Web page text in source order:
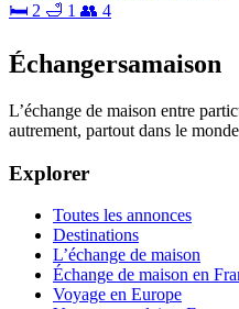
🛏 2 🛁 1 👥 4
Échangersamaison
L’échange de maison entre
autrement, partout dans le
Explorer
Toutes les annonces
Destinations
L’échange de maison
Échange de maison en
Voyage en Europe